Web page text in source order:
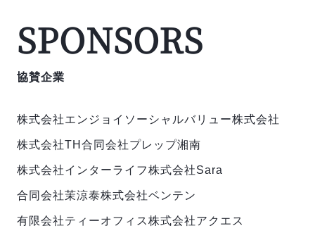
SPONSORS
協賛企業
株式会社エンジョイ ソーシャルバリュー株式会社
株式会社TH 合同会社プレップ湘南
株式会社インターライフ株式会社Sara
合同会社茉涼泰株式会社ベンテン
有限会社ティーオフィス株式会社アクエス